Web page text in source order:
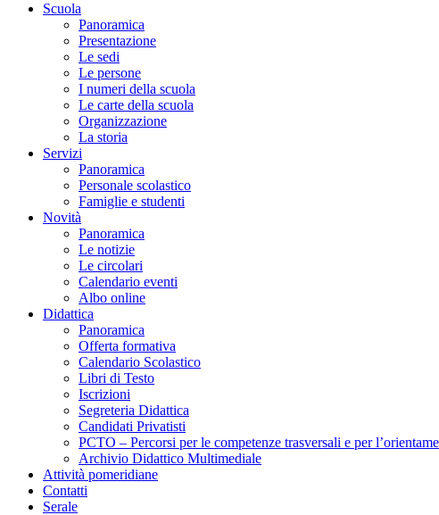
Scuola
Panoramica
Presentazione
Le sedi
Le persone
I numeri della scuola
Le carte della scuola
Organizzazione
La storia
Servizi
Panoramica
Personale scolastico
Famiglie e studenti
Novità
Panoramica
Le notizie
Le circolari
Calendario eventi
Albo online
Didattica
Panoramica
Offerta formativa
Calendario Scolastico
Libri di Testo
Iscrizioni
Segreteria Didattica
Candidati Privatisti
PCTO – Percorsi per le competenze trasversali e per
Archivio Didattico Multimediale
Attività pomeridiane
Contatti
Serale